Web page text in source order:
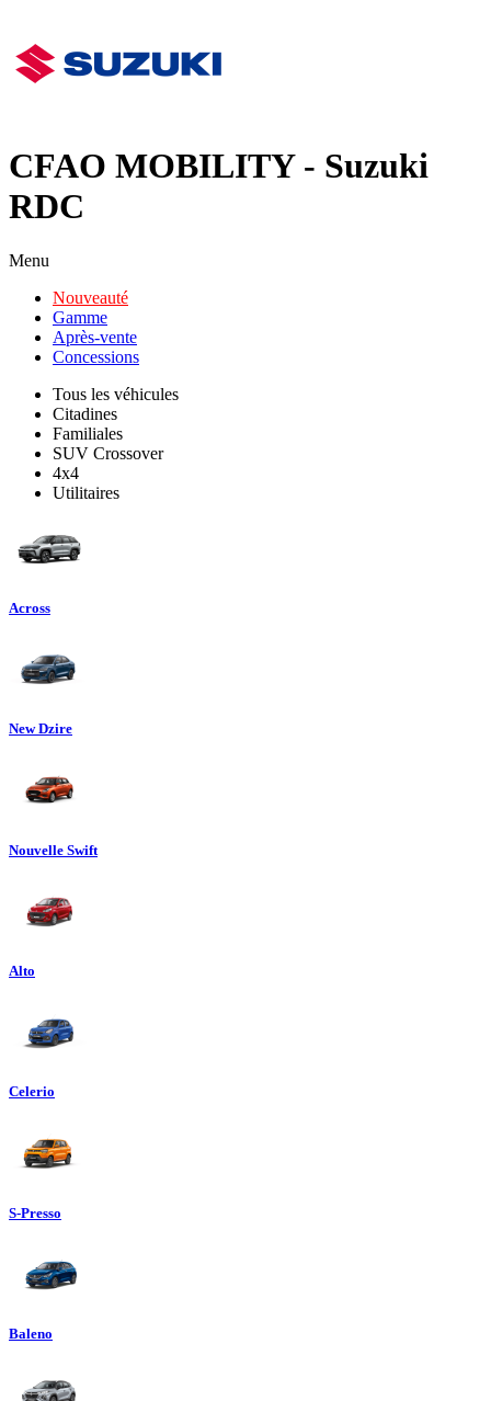
CFAO MOBILITY - Suzuki
RDC
Menu
Nouveauté
Gamme
Après-vente
Concessions
Tous les véhicules
Citadines
Familiales
SUV Crossover
4x4
Utilitaires
Across
New Dzire
Nouvelle Swift
Alto
Celerio
S-Presso
Baleno